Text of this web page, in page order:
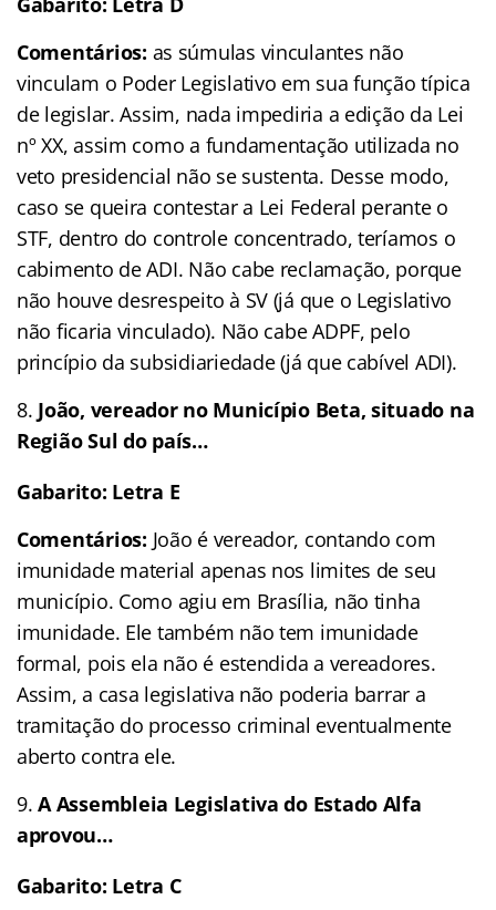
Comentários: as súmulas vinculantes não
vinculam o Poder Legislativo em sua função típica
de legislar. Assim, nada impediria a edição da Lei
nº XX, assim como a fundamentação utilizada no
veto presidencial não se sustenta. Desse modo,
caso se queira contestar a Lei Federal perante o
STF, dentro do controle concentrado, teríamos o
cabimento de ADI. Não cabe reclamação, porque
não houve desrespeito à SV (já que o Legislativo
não ficaria vinculado). Não cabe ADPF, pelo
princípio da subsidiariedade (já que cabível ADI).
João, vereador no Município Beta, situado na
Região Sul do país…
Gabarito: Letra E
Comentários: João é vereador, contando com
imunidade material apenas nos limites de seu
município. Como agiu em Brasília, não tinha
imunidade. Ele também não tem imunidade
formal, pois ela não é estendida a vereadores.
Assim, a casa legislativa não poderia barrar a
tramitação do processo criminal eventualmente
aberto contra ele.
A Assembleia Legislativa do Estado Alfa
aprovou…
Gabarito: Letra C